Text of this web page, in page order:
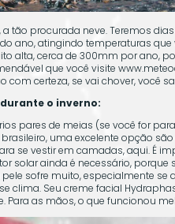
a tão procurada neve. Teremos
ano, atingindo temperaturas
alta, cerca de 300mm por ano,
que você visite
com certeza, se vai chover, você
o inverno:
pares de meias (se você for
uma excelente opção
se vestir em camadas, aqui. É
solar ainda é necessário,
sofre muito, especialmente
clima. Seu creme facial
Para as mãos, o que funcionou